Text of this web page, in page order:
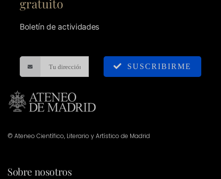
gratuito
Boletín de actividades
SUSCRIBIRME
© Ateneo Científico, Literario y Artístico de Madrid
Sobre nosotros